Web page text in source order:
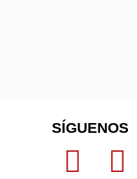
SÍGUENOS